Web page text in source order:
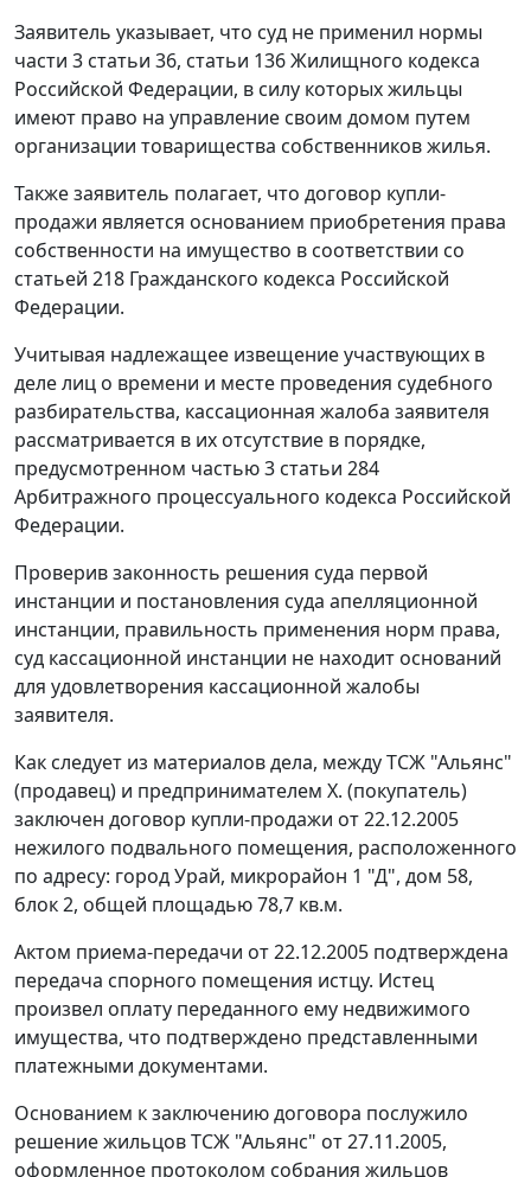
Заявитель указывает, что суд не применил нормы
части 3 статьи 36, статьи 136Жилищного кодекса
Российской Федерации, в силу которых жильцы
имеют право на управление своим домом путем
организации товарищества собственников жилья.
Также заявитель полагает, что договор купли-
продажи является основанием приобретения права
собственности на имущество в соответствии со
статьей 218 Гражданского кодекса Российской
Федерации.
Учитывая надлежащее извещение участвующих в
деле лиц о времени и месте проведения судебного
разбирательства, кассационная жалоба заявителя
рассматривается в их отсутствие в порядке,
предусмотренном частью 3 статьи 284
Арбитражного процессуального кодекса Российской
Федерации.
Проверив законность решения суда первой
инстанции и постановления суда апелляционной
инстанции, правильность применения норм права,
суд кассационной инстанции не находит оснований
для удовлетворения кассационной жалобы
заявителя.
Как следует из материалов дела, между ТСЖ "Альянс"
(продавец) и предпринимателем Х. (покупатель)
заключен договор купли-продажи от 22.12.2005
нежилого подвального помещения, расположенного
по адресу: город Урай, микрорайон 1 "Д", дом 58,
блок 2, общей площадью 78,7 кв.м.
Актом приема-передачи от 22.12.2005 подтверждена
передача спорного помещения истцу. Истец
произвел оплату переданного ему недвижимого
имущества, что подтверждено представленными
платежными документами.
Основанием к заключению договора послужило
решение жильцов ТСЖ "Альянс" от 27.11.2005,
оформленное протоколом собрания жильцов